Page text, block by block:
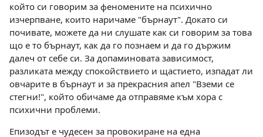
който си говорим за феномените на психично
изчерпване, които наричаме "бърнаут". Докато си
почивате, можете да ни слушате как си говорим за това
що е то бърнаут, как да го познаем и да го държим
далеч от себе си. За допаминовата зависимост,
разликата между спокойствието и щастието, изпадат ли
овчарите в бърнаут и за прекрасния апел "Вземи се
стегни!", който обичаме да отправяме към хора с
психични проблеми.
Епизодът е чудесен за провокиране на една